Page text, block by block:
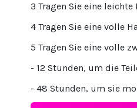
3 Tragen Sie eine
4 Tragen Sie eine volle
5 Tragen Sie eine volle
- 12 Stunden, um die
- 48 Stunden, um sie